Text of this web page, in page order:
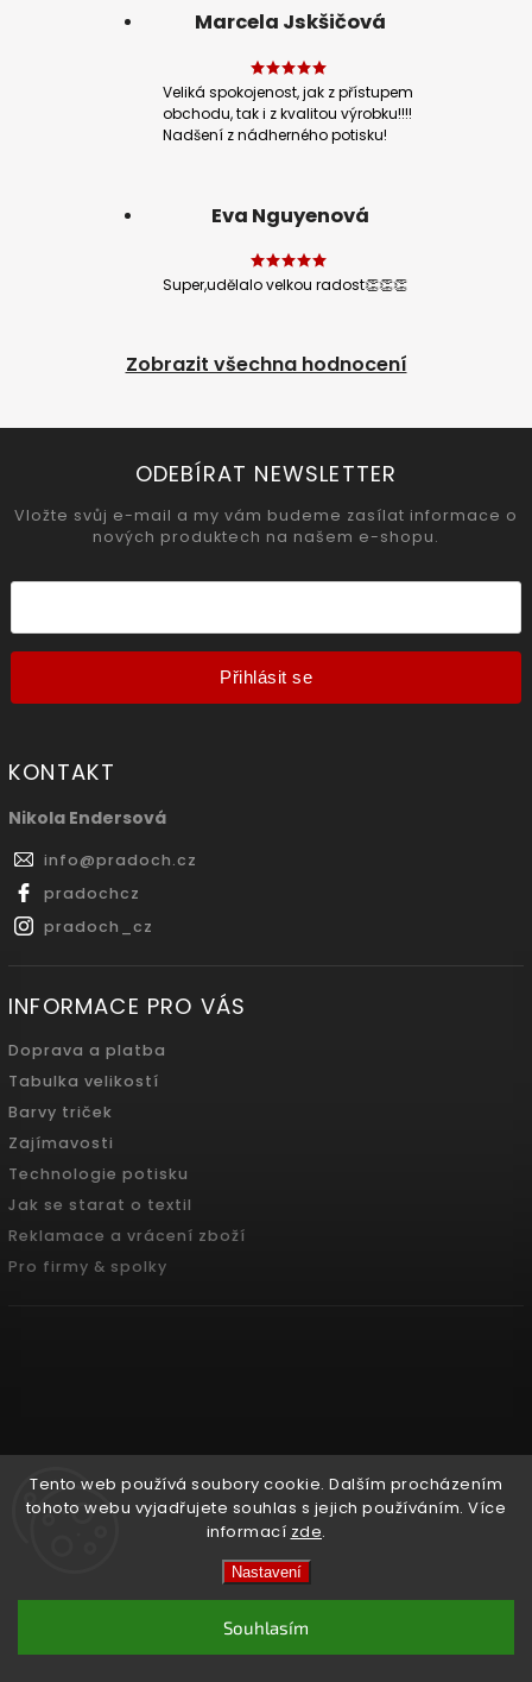
Tento web používá soubory cookie. Dalším procházením
tohoto webu vyjadřujete souhlas s jejich používáním. Více
informací zde.
Nastavení
Souhlasím
Marcela Jskšičová
Veliká spokojenost, jak z přístupem
obchodu, tak i z kvalitou výrobku!!!!
Nadšení z nádherného potisku!
Eva Nguyenová
Super,udělalo velkou radost👏👏👏
Zobrazit všechna hodnocení
ODEBÍRAT NEWSLETTER
Vložte svůj e-mail a my vám budeme zasílat informace o
nových produktech na našem e-shopu.
Přihlásit se
KONTAKT
Nikola Endersová
info@pradoch.cz
pradochcz
pradoch_cz
INFORMACE PRO VÁS
Doprava a platba
Tabulka velikostí
Barvy triček
Zajímavosti
Technologie potisku
Jak se starat o textil
Reklamace a vrácení zboží
Pro firmy & spolky
Shoptet| Design